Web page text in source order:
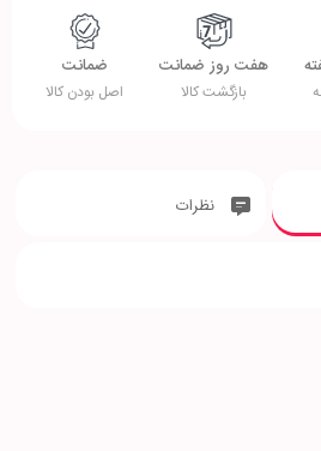
هفت روز ضمانت
بازگشت کالا
ضمانت
اصل بودن کالا
نظرات